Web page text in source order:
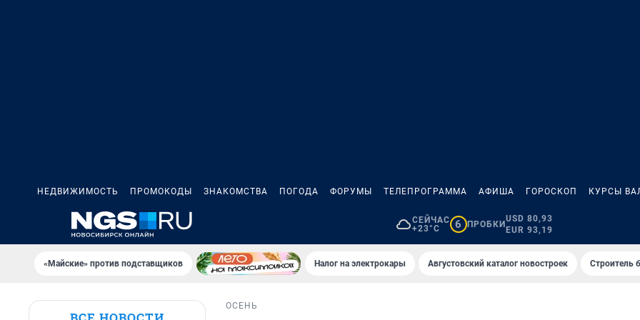
НЕДВИЖИМОСТЬ ПРОМОКОДЫ ЗНАКОМСТВА ПОГОДА ФОРУМЫ ТЕЛЕПРОГРАММА АФИША ГОРОСКОП КУРСЫ
СЕЙЧАС
+23°C
6 ПРОБКИ
USD 80,93
EUR 93,19
«Майские» против подставщиков Налог на электрокары Августовский каталог новостроек Строитель
ОСЕНЬ